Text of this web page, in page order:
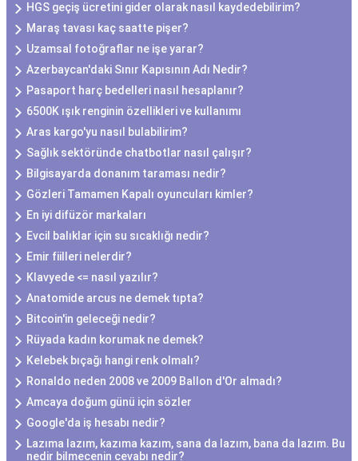
HGS geçiş ücretini gider olarak nasıl kaydedebilirim?
Maraş tavası kaç saatte pişer?
Uzamsal fotoğraflar ne işe yarar?
Azerbaycan'daki Sınır Kapısının Adı Nedir?
Pasaport harç bedelleri nasıl hesaplanır?
6500K ışık renginin özellikleri ve kullanımı
Aras kargo'yu nasıl bulabilirim?
Sağlık sektöründe chatbotlar nasıl çalışır?
Bilgisayarda donanım taraması nedir?
Gözleri Tamamen Kapalı oyuncuları kimler?
En iyi difüzör markaları
Evcil balıklar için su sıcaklığı nedir?
Emir fiilleri nelerdir?
Klavyede <= nasıl yazılır?
Anatomide arcus ne demek tıpta?
Bitcoin'in geleceği nedir?
Rüyada kadın korumak ne demek?
Kelebek bıçağı hangi renk olmalı?
Ronaldo neden 2008 ve 2009 Ballon d'Or almadı?
Amcaya doğum günü için sözler
Google'da iş hesabı nedir?
Lazıma lazım, kazıma kazım, sana da lazım, bana da lazım. Bu
nedir bilmecenin cevabı nedir?